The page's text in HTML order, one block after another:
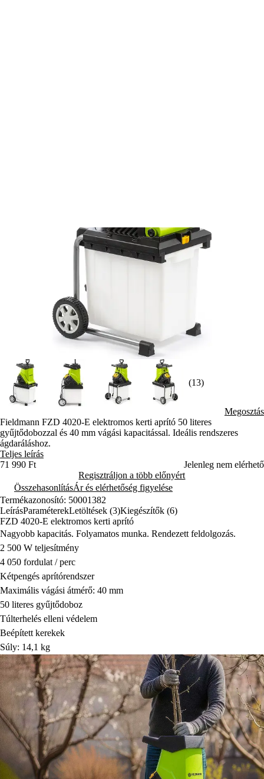
(13)
Megosztás
Fieldmann FZD 4020-E elektromos kerti aprító 50 literes
gyűjtődobozzal és 40 mm vágási kapacitással. Ideális rendszeres
ágdaráláshoz.
Teljes leírás
71 990 Ft
Jelenleg nem elérhető
Regisztráljon a több előnyért
ÖsszehasonlításÁr és elérhetőség figyelése
Termékazonosító: 50001382
LeírásParaméterekLetöltések (3)Kiegészítők (6)
FZD 4020-E elektromos kerti aprító
Nagyobb kapacitás. Folyamatos munka. Rendezett feldolgozás.
2 500 W teljesítmény
4 050 fordulat / perc
Kétpengés aprítórendszer
Maximális vágási átmérő: 40 mm
50 literes gyűjtődoboz
Túlterhelés elleni védelem
Beépített kerekek
Súly: 14,1 kg